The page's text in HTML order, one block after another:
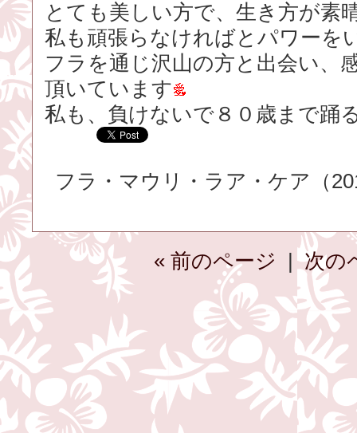
とても美しい方で、生き方が素
私も頑張らなければとパワーを
フラを通じ沢山の方と出会い、
頂いています
私も、負けないで８０歳まで踊
フラ・マウリ・ラア・ケア（
« 前のページ |次の